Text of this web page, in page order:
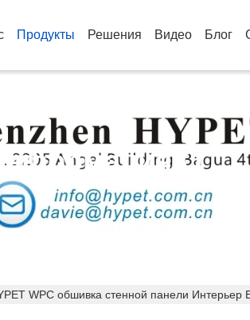
Продукты Решения Видео Блог
О
WPC обшивка стенной панели